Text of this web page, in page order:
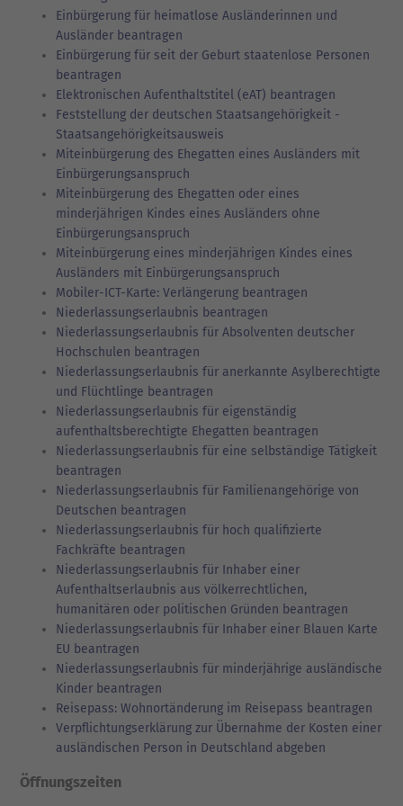
Einbürgerung für heimatlose Ausländerinnen und
Ausländer beantragen
Einbürgerung für seit der Geburt staatenlose Personen
beantragen
Elektronischen Aufenthaltstitel (eAT) beantragen
Feststellung der deutschen Staatsangehörigkeit -
Staatsangehörigkeitsausweis
Miteinbürgerung des Ehegatten eines Ausländers mit
Einbürgerungsanspruch
Miteinbürgerung des Ehegatten oder eines
minderjährigen Kindes eines Ausländers ohne
Einbürgerungsanspruch
Miteinbürgerung eines minderjährigen Kindes eines
Ausländers mit Einbürgerungsanspruch
Mobiler-ICT-Karte: Verlängerung beantragen
Niederlassungserlaubnis beantragen
Niederlassungserlaubnis für Absolventen deutscher
Hochschulen beantragen
Niederlassungserlaubnis für anerkannte Asylberechtigte
und Flüchtlinge beantragen
Niederlassungserlaubnis für eigenständig
aufenthaltsberechtigte Ehegatten beantragen
Niederlassungserlaubnis für eine selbständige Tätigkeit
beantragen
Niederlassungserlaubnis für Familienangehörige von
Deutschen beantragen
Niederlassungserlaubnis für hoch qualifizierte
Fachkräfte beantragen
Niederlassungserlaubnis für Inhaber einer
Aufenthaltserlaubnis aus völkerrechtlichen,
humanitären oder politischen Gründen beantragen
Niederlassungserlaubnis für Inhaber einer Blauen Karte
EU beantragen
Niederlassungserlaubnis für minderjährige ausländische
Kinder beantragen
Reisepass: Wohnortänderung im Reisepass beantragen
Verpflichtungserklärung zur Übernahme der Kosten einer
ausländischen Person in Deutschland abgeben
Öffnungszeiten